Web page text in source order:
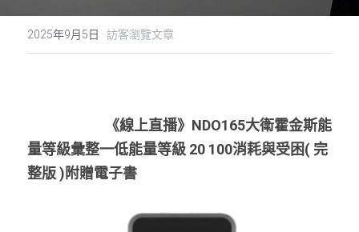
2025年9月5日 · 訪客瀏覽文章
《線上直播》NDO165大衛霍金斯能
量等級彙整一低能量等級 20 100消耗與受困( 完
整版 )附贈電子書